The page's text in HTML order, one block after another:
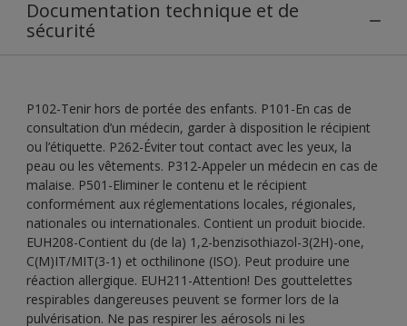
Documentation technique et de
sécurité
P102-Tenir hors de portée des enfants. P101-En cas de
consultation d’un médecin, garder à disposition le récipient
ou l’étiquette. P262-Éviter tout contact avec les yeux, la
peau ou les vêtements. P312-Appeler un médecin en cas de
malaise. P501-Eliminer le contenu et le récipient
conformément aux réglementations locales, régionales,
nationales ou internationales. Contient un produit biocide.
EUH208-Contient du (de la) 1,2-benzisothiazol-3(2H)-one,
C(M)IT/MIT(3-1) et octhilinone (ISO). Peut produire une
réaction allergique. EUH211-Attention! Des gouttelettes
respirables dangereuses peuvent se former lors de la
pulvérisation. Ne pas respirer les aérosols ni les